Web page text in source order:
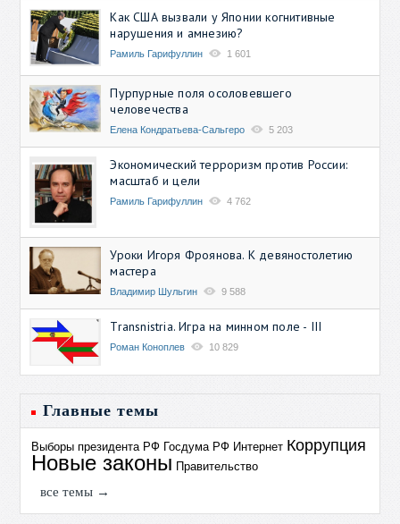
Как США вызвали у Японии когнитивные
нарушения и амнезию?
Рамиль Гарифуллин 1 601
Пурпурные поля осоловевшего
человечества
Елена Кондратьева-Сальгеро 5 203
Экономический терроризм против России:
масштаб и цели
Рамиль Гарифуллин 4 762
Уроки Игоря Фроянова. К девяностолетию
мастера
Владимир Шульгин 9 588
Transnistria. Игра на минном поле - III
Роман Коноплев 10 829
Главные темы
Выборы президента РФ Госдума РФ Интернет Коррупция
Новые законы Правительство
все темы →